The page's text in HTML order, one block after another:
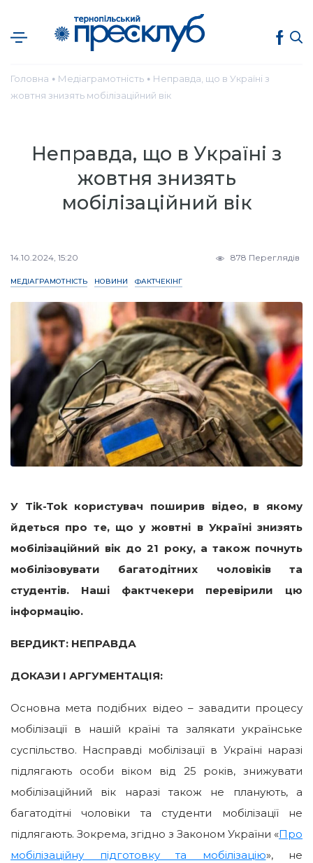
Головна ● Медіаграмотність ● Неправда, що в Україні з
жовтня знизять мобілізаційний вік
Неправда, що в Україні з
жовтня знизять
мобілізаційний вік
14.10.2024, 15:20 878 Переглядів
МЕДІАГРАМОТНІСТЬ НОВИНИ ФАКТЧЕКІНГ
У Tik-Tok користувач поширив відео, в якому
йдеться про те, що у жовтні в Україні знизять
мобілізаційний вік до 21 року, а також почнуть
мобілізовувати багатодітних чоловіків та
студентів. Наші фактчекери перевірили цю
інформацію.
ВЕРДИКТ: НЕПРАВДА
ДОКАЗИ І АРГУМЕНТАЦІЯ:
Основна мета подібних відео – завадити процесу
мобілізації в нашій країні та залякати українське
суспільство. Насправді мобілізації в Україні наразі
підлягають особи віком від 25 років, знижувати
мобілізаційний вік наразі також не планують, а
багатодітні чоловіки та студенти мобілізації не
підлягають. Зокрема, згідно з Законом України «Про
мобілізаційну підготовку та мобілізацію», не